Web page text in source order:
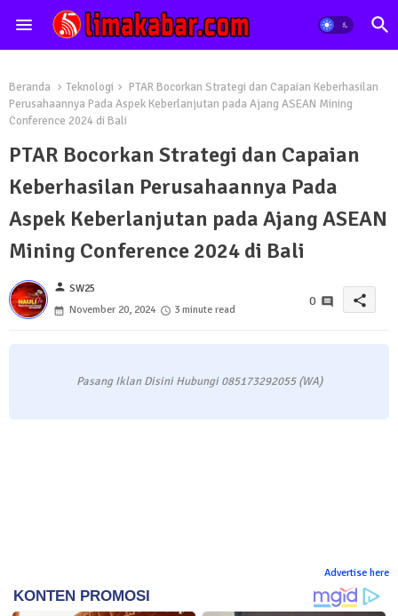
Beranda Teknologi
PTAR Bocorkan Strategi dan Capaian Keberhasilan
Perusahaannya Pada Aspek Keberlanjutan pada Ajang ASEAN Mining
Conference 2024 di Bali
PTAR Bocorkan Strategi dan Capaian
Keberhasilan Perusahaannya Pada
Aspek Keberlanjutan pada Ajang ASEAN
Mining Conference 2024 di Bali
person SW25
November 20, 2024
3 minute read
0 share
Pasang Iklan Disini Hubungi 085173292055 (WA)
Advertise here